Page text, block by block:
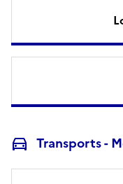
Transports -